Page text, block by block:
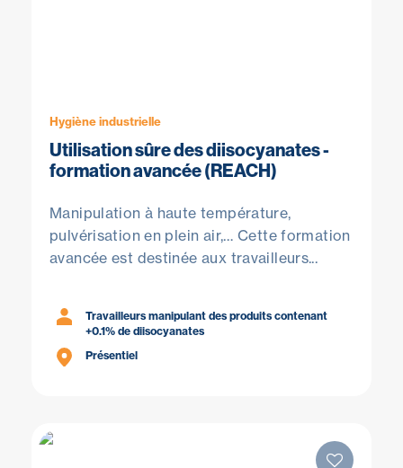
Hygiène industrielle
Utilisation sûre des diisocyanates -
formation avancée (REACH)
Manipulation à haute température,
pulvérisation en plein air,… Cette formation
avancée est destinée aux travailleurs...
Travailleurs manipulant des produits contenant
+0.1% de diisocyanates
Présentiel